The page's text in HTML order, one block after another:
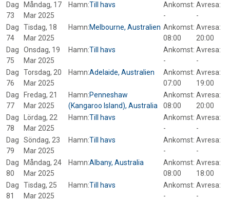
Dag
73
Måndag, 17
Mar 2025
Hamn:Till havs
Ankomst:
-
Avresa:
-
Dag
74
Tisdag, 18
Mar 2025
Hamn:Melbourne, Australien Ankomst:
08:00
Avresa:
20:00
Dag
75
Onsdag, 19
Mar 2025
Hamn:Till havs
Ankomst:
-
Avresa:
-
Dag
76
Torsdag, 20
Mar 2025
Hamn:Adelaide, Australien
Ankomst:
07:00
Avresa:
19:00
Dag
77
Fredag, 21
Mar 2025
Hamn:Penneshaw
(Kangaroo Island), Australia
Ankomst:
08:00
Avresa:
20:00
Dag
78
Lördag, 22
Mar 2025
Hamn:Till havs
Ankomst:
-
Avresa:
-
Dag
79
Söndag, 23
Mar 2025
Hamn:Till havs
Ankomst:
-
Avresa:
-
Dag
80
Måndag, 24
Mar 2025
Hamn:Albany, Australia
Ankomst:
08:00
Avresa:
18:00
Dag
81
Tisdag, 25
Mar 2025
Hamn:Till havs
Ankomst:
-
Avresa:
-